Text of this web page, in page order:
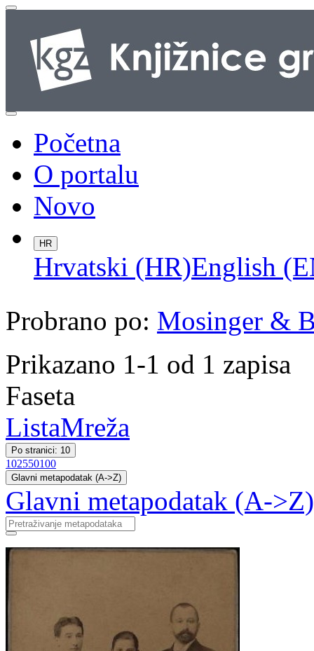
Početna
O portalu
Novo
HR
Hrvatski (HR)English
Probrano po: Mosinger &
Prikazano 1-1 od 1 zapisa
Faseta
ListaMreža
Po stranici: 10
102550100
Glavni metapodatak (A->Z)
Glavni metapodatak (A->Z)